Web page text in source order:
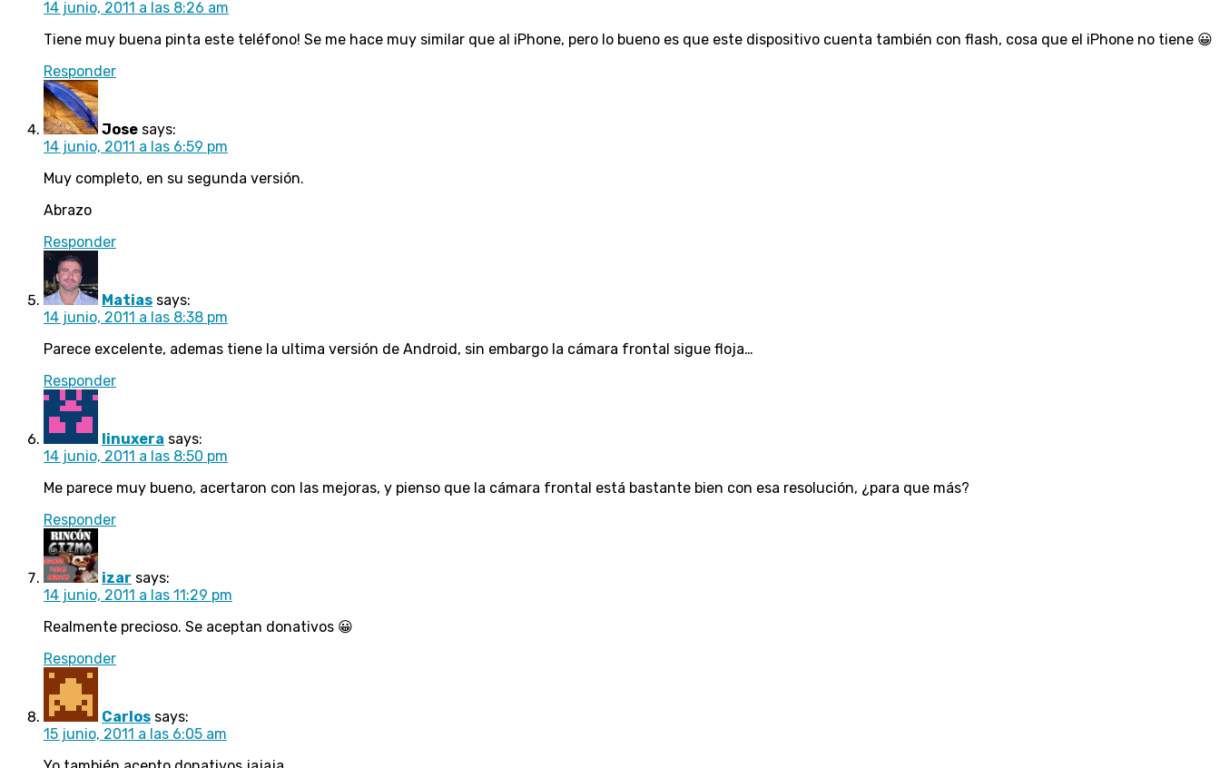
14 junio, 2011 a las 8:26 am
Tiene muy buena pinta este teléfono! Se me hace muy similar que al iPhone, pero lo bueno es que este dispositivo cuenta también con flash, cosa que el iPhone no tiene 😀
Responder
Jose says:
14 junio, 2011 a las 6:59 pm
Muy completo, en su segunda versión.
Abrazo
Responder
Matias says:
14 junio, 2011 a las 8:38 pm
Parece excelente, ademas tiene la ultima versión de Android, sin embargo la cámara frontal sigue floja…
Responder
linuxera says:
14 junio, 2011 a las 8:50 pm
Me parece muy bueno, acertaron con las mejoras, y pienso que la cámara frontal está bastante bien con esa resolución, ¿para que más?
Responder
izar says:
14 junio, 2011 a las 11:29 pm
Realmente precioso. Se aceptan donativos 😀
Responder
Carlos says:
15 junio, 2011 a las 6:05 am